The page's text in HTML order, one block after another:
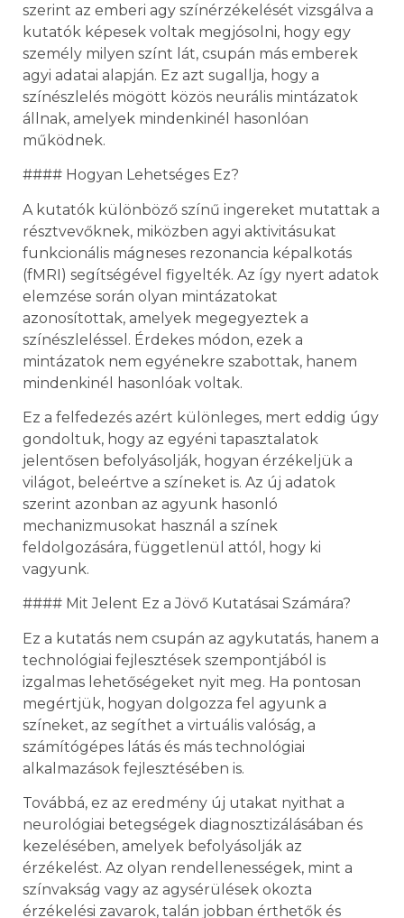
szerint az emberi agy színérzékelését vizsgálva a
kutatók képesek voltak megjósolni, hogy egy
személy milyen színt lát, csupán más emberek
agyi adatai alapján. Ez azt sugallja, hogy a
színészlelés mögött közös neurális mintázatok
állnak, amelyek mindenkinél hasonlóan
működnek.
#### Hogyan Lehetséges Ez?
A kutatók különböző színű ingereket mutattak a
résztvevőknek, miközben agyi aktivitásukat
funkcionális mágneses rezonancia képalkotás
(fMRI) segítségével figyelték. Az így nyert adatok
elemzése során olyan mintázatokat
azonosítottak, amelyek megegyeztek a
színészleléssel. Érdekes módon, ezek a
mintázatok nem egyénekre szabottak, hanem
mindenkinél hasonlóak voltak.
Ez a felfedezés azért különleges, mert eddig úgy
gondoltuk, hogy az egyéni tapasztalatok
jelentősen befolyásolják, hogyan érzékeljük a
világot, beleértve a színeket is. Az új adatok
szerint azonban az agyunk hasonló
mechanizmusokat használ a színek
feldolgozására, függetlenül attól, hogy ki
vagyunk.
#### Mit Jelent Ez a Jövő Kutatásai Számára?
Ez a kutatás nem csupán az agykutatás, hanem a
technológiai fejlesztések szempontjából is
izgalmas lehetőségeket nyit meg. Ha pontosan
megértjük, hogyan dolgozza fel agyunk a
színeket, az segíthet a virtuális valóság, a
számítógépes látás és más technológiai
alkalmazások fejlesztésében is.
Továbbá, ez az eredmény új utakat nyithat a
neurológiai betegségek diagnosztizálásában és
kezelésében, amelyek befolyásolják az
érzékelést. Az olyan rendellenességek, mint a
színvakság vagy az agysérülések okozta
érzékelési zavarok, talán jobban érthetők és